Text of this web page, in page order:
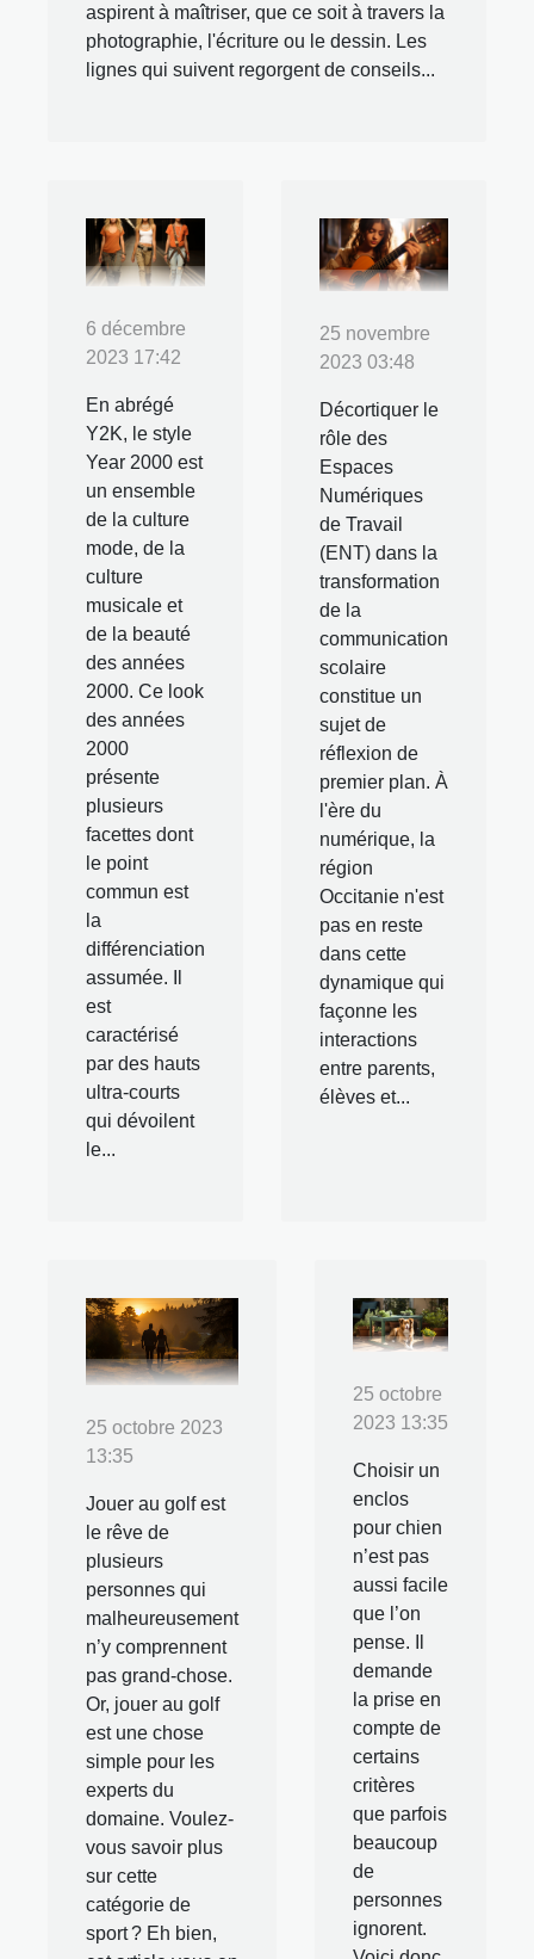
aspirent à maîtriser, que ce soit à travers la
photographie, l'écriture ou le dessin. Les
lignes qui suivent regorgent de conseils...
6 décembre
2023 17:42
En abrégé
Y2K, le style
Year 2000 est
un ensemble
de la culture
mode, de la
culture
musicale et
de la beauté
des années
2000. Ce look
des années
2000
présente
plusieurs
facettes dont
le point
commun est
la
différenciation
assumée. Il
est
caractérisé
par des hauts
ultra-courts
qui dévoilent
le...
25 novembre
2023 03:48
Décortiquer le
rôle des
Espaces
Numériques
de Travail
(ENT) dans la
transformation
de la
communication
scolaire
constitue un
sujet de
réflexion de
premier plan. À
l'ère du
numérique, la
région
Occitanie n'est
pas en reste
dans cette
dynamique qui
façonne les
interactions
entre parents,
élèves et...
25 octobre 2023
13:35
Jouer au golf est
le rêve de
plusieurs
personnes qui
malheureusement
n’y comprennent
pas grand-chose.
Or, jouer au golf
est une chose
simple pour les
experts du
domaine. Voulez-
vous savoir plus
sur cette
catégorie de
sport ? Eh bien,
25 octobre
2023 13:35
Choisir un
enclos
pour chien
n’est pas
aussi facile
que l’on
pense. Il
demande
la prise en
compte de
certains
critères
que parfois
beaucoup
de
personnes
ignorent.